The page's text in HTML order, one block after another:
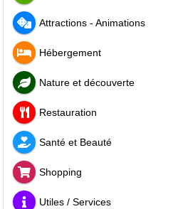
Attractions - Animations
Hébergement
Nature et découverte
Restauration
Santé et Beauté
Shopping
Utiles / Services